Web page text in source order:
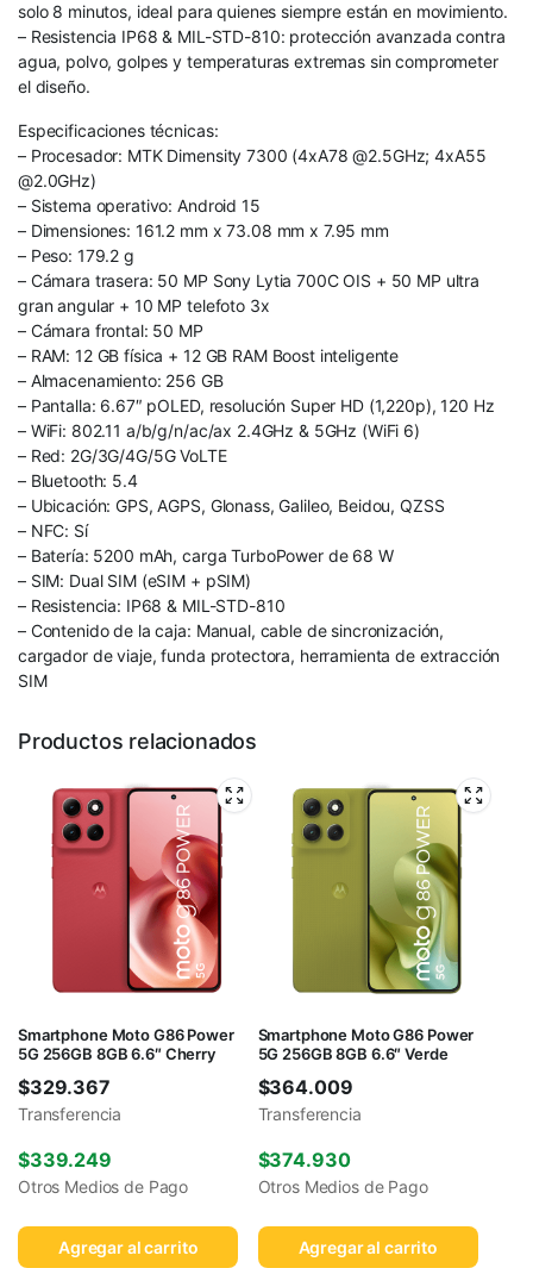
solo 8 minutos, ideal para quienes siempre están en movimiento.
– Resistencia IP68 & MIL-STD-810: protección avanzada contra
agua, polvo, golpes y temperaturas extremas sin comprometer
el diseño.
Especificaciones técnicas:
– Procesador: MTK Dimensity 7300 (4xA78 @2.5GHz; 4xA55
@2.0GHz)
– Sistema operativo: Android 15
– Dimensiones: 161.2 mm x 73.08 mm x 7.95 mm
– Peso: 179.2 g
– Cámara trasera: 50 MP Sony Lytia 700C OIS + 50 MP ultra
gran angular + 10 MP telefoto 3x
– Cámara frontal: 50 MP
– RAM: 12 GB física + 12 GB RAM Boost inteligente
– Almacenamiento: 256 GB
– Pantalla: 6.67″ pOLED, resolución Super HD (1,220p), 120 Hz
– WiFi: 802.11 a/b/g/n/ac/ax 2.4GHz & 5GHz (WiFi 6)
– Red: 2G/3G/4G/5G VoLTE
– Bluetooth: 5.4
– Ubicación: GPS, AGPS, Glonass, Galileo, Beidou, QZSS
– NFC: Sí
– Batería: 5200 mAh, carga TurboPower de 68 W
– SIM: Dual SIM (eSIM + pSIM)
– Resistencia: IP68 & MIL-STD-810
– Contenido de la caja: Manual, cable de sincronización,
cargador de viaje, funda protectora, herramienta de extracción
SIM
Productos relacionados
Smartphone Moto G86 Power
5G 256GB 8GB 6.6″ Cherry
$329.367
Transferencia
$339.249
Otros Medios de Pago
Agregar al carrito
Smartphone Moto G86 Power
5G 256GB 8GB 6.6″ Verde
$364.009
Transferencia
$374.930
Otros Medios de Pago
Agregar al carrito